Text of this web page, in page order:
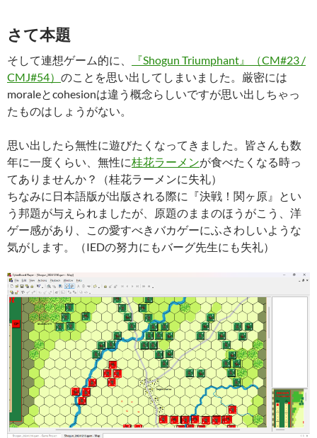
さて本題
そして連想ゲーム的に、
『Shogun Triumphant』（CM#23 /
CMJ#54） のことを思い出してしまいました。厳密には
moraleとcohesionは違う概念らしいですが思い出しちゃっ
たものはしょうがない。
思い出したら無性に遊びたくなってきました。皆さんも数
年に一度くらい、無性に桂花ラーメンが食べたくなる時っ
てありませんか？（桂花ラーメンに失礼）
ちなみに日本語版が出版される際に『決戦！関ヶ原』とい
う邦題が与えられましたが、原題のままのほうがこう、洋
ゲー感があり、この愛すべきバカゲーにふさわしいような
気がします。（IEDの努力にもバーグ先生にも失礼）